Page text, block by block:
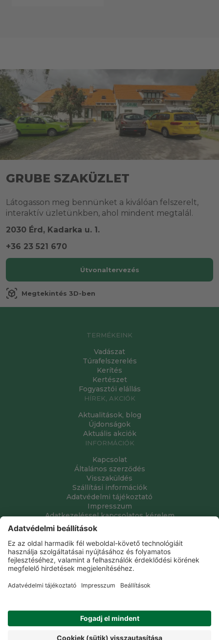
GRUBE SZAKÜZLET
Látogasson meg bennünket a kiválóan felszerelt,
interaktív üzletünkben, ahol mindent megtalál.
2030 Érd, Kadarka u. 1.
+36 23 521 670
Útvonaltervezés
view_in_ar Megtekintés 3D-ben
TERMÉKEINK
Vadászat
Túrafelszerelés
Kerítés
Kertészet
Fogyasztói elállás
HÍREK, AKCIÓK
Aktualitások, blog
Újdonságok
Aktuális akciók
INFORMÁCIÓK
Kapcsolat
Általános szerződés
Visszaküldés
Szállítási információk
Adatvédelmi tájékoztató
Impresszum
Adatkezeléssel kapcsolatos kérelem
Grube Kft. © 2009 - 2026. Minden jog fenntartva. All rights
reserved.